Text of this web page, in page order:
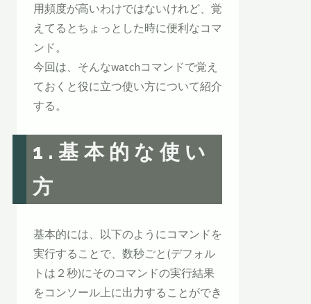
用頻度が高いわけではないけれど、覚
えてるとちょっとした時に便利なコマ
ンド。
今回は、そんなwatchコマンドで覚え
ておくと役に立つ使い方について紹介
する。
1.基本的な使い
方
基本的には、以下のようにコマンドを
実行することで、数秒ごと(デフォル
トは２秒)にそのコマンドの実行結果
をコンソール上に出力することができ